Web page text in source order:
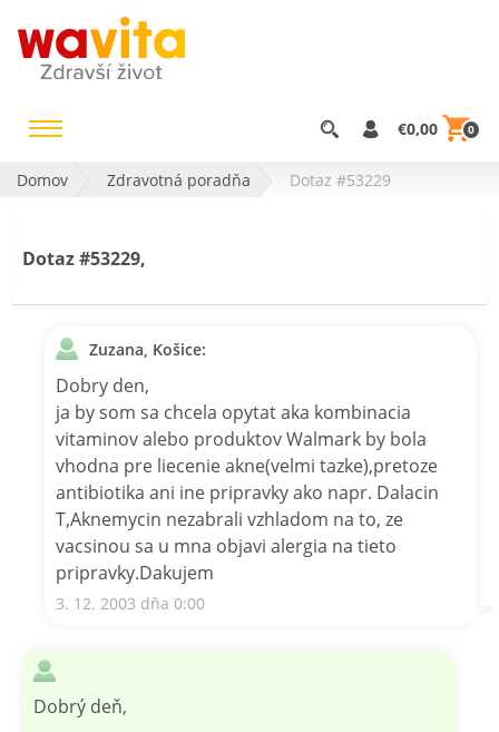
€0,00 0
Domov Zdravotná poradňa Dotaz #53229
Dotaz #53229,
Zuzana, Košice:
Dobry den,
ja by som sa chcela opytat aka kombinacia
vitaminov alebo produktov Walmark by bola
vhodna pre liecenie akne(velmi tazke),pretoze
antibiotika ani ine pripravky ako napr. Dalacin
T,Aknemycin nezabrali vzhladom na to, ze
vacsinou sa u mna objavi alergia na tieto
pripravky.Dakujem
3. 12. 2003 dňa 0:00
Dobrý deň,